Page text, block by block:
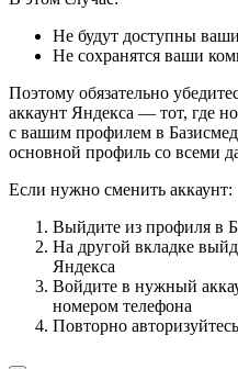
Не будут доступны
Не сохранятся ваши
Поэтому обязательно
аккаунт Яндекса — тот, где
с вашим профилем в
основной профиль со всеми
Если нужно сменить аккаунт:
Выйдите из профиля в
На другой вкладке
Яндекса
Войдите в нужный
номером телефона
Повторно